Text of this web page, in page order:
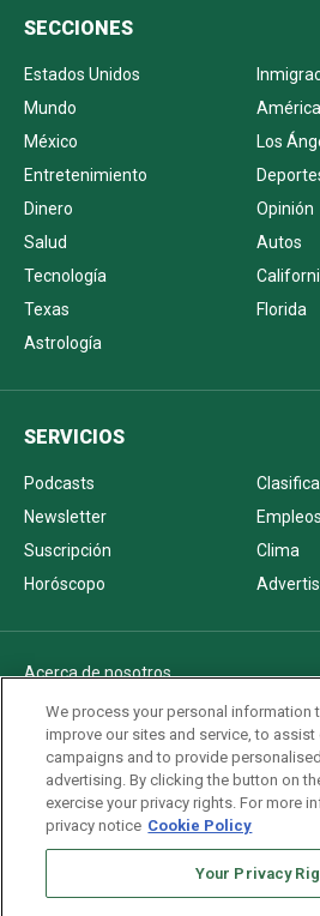
SECCIONES
Estados Unidos
Mundo
México
Los
Entretenimiento
Dinero
Opinión
Salud
Autos
Tecnología
Texas
Florida
Astrología
SERVICIOS
Podcasts
Newsletter
Empleos
Suscripción
Clima
Horóscopo
Acerca de nosotros
Politica de privacidad
Pautas Editoriales
AdChoices
Advertise with us
Newsletters
We process your personal information
improve our sites and service, to assist
campaigns and to provide
advertising. By clicking the button on
exercise your privacy rights. For more
privacy notice Cookie Policy
Your Privacy